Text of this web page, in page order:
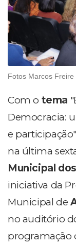
Fotos Marcos Freire
Com o tema
Democracia:
e
na última
Municipal
iniciativa da
Municipal de
no auditório
programação